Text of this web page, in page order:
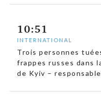
10:51
INTERNATIONAL
Trois personnes
frappes russes dans
de Kyiv – responsable